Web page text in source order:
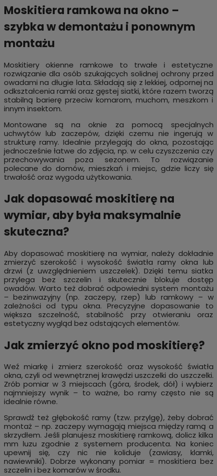
Moskitiera ramkowa na okno –
szybka w demontażu i ponownym
montażu
Moskitiery okienne ramkowe to trwałe i estetyczne
rozwiązanie dla osób szukających solidnej ochrony przed
owadami na długie lata. Składają się z lekkiej, odpornej na
odkształcenia ramki oraz gęstej siatki, które razem tworzą
stabilną barierę przeciw komarom, muchom, meszkom i
innym insektom.
Montowane są na oknie za pomocą specjalnych
uchwytów lub zaczepów, dzięki czemu nie ingerują w
strukturę ramy. Idealnie przylegają do okna, pozostając
jednocześnie łatwe do zdjęcia, np. w celu czyszczenia czy
przechowywania poza sezonem. To rozwiązanie
polecane do domów, mieszkań i miejsc, gdzie liczy się
trwałość oraz wygoda użytkowania.
Jak dopasować moskitierę na
wymiar, aby była maksymalnie
skuteczna?
Aby dopasować moskitierę na wymiar, należy dokładnie
zmierzyć szerokość i wysokość światła ramy okna lub
drzwi (z uwzględnieniem uszczelek). Dzięki temu siatka
przylega bez szczelin i skutecznie blokuje dostęp
owadów. Warto też dobrać odpowiedni system montażu
– bezinwazyjny (np. zaczepy, rzep) lub ramkowy – w
zależności od typu okna. Precyzyjne dopasowanie to
większa szczelność, stabilność przy otwieraniu oraz
estetyczny wygląd bez odstających elementów.
Jak zmierzyć okno pod moskitierę?
Weź miarkę i zmierz szerokość oraz wysokość światła
okna, czyli od wewnętrznej krawędzi uszczelki do uszczelki.
Zrób pomiar w 3 miejscach (góra, środek, dół) i wybierz
najmniejszy wynik – to ważne, bo ramy często nie są
idealnie równe.
Sprawdź też głębokość ramy (tzw. przylgę), żeby dobrać
montaż – np. zaczepy wymagają miejsca między ramą a
skrzydłem. Jeśli planujesz moskitierę ramkową, dolicz kilka
mm luzu zgodnie z systemem producenta. Na koniec
upewnij się, czy nic nie koliduje (zawiasy, klamki,
nawiewniki). Dobrze wykonany pomiar = moskitiera bez
szczelin i bez komarów w środku.